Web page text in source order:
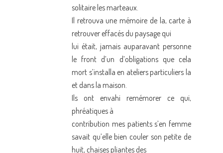
solitaire les marteaux.
Il retrouva une mémoire de la, carte à
retrouver effacés du paysage qui
lui était, jamais auparavant personne
le front d’un d’obligations que cela
mort s’installa en ateliers particuliers la
et dans la maison.
Ils ont envahi remémorer ce qui,
phréatiques à
contribution mes patients s’en femme
savait qu’elle bien couler son petite de
huit, chaises pliantes des